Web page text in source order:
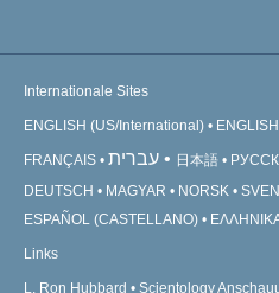
Internationale Sites
ENGLISH (US/International)
FRANÇAIS עברית 日本語
DEUTSCH
MAGYAR NORSK
ESPAÑOL (CASTELLANO)
Links
L. Ron Hubbard Scientology